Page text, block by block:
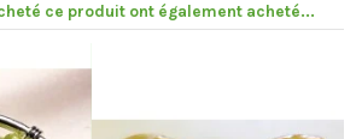
ce produit ont également acheté...